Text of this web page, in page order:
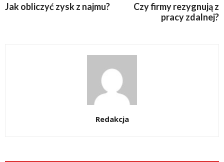
Jak obliczyć zysk z najmu?
Czy firmy rezygnują z
pracy zdalnej?
Redakcja